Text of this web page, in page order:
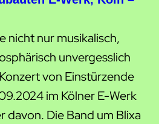
nicht nur musikalisch,
unvergesslich
von Einstürzende
im Kölner E-Werk
davon. Die Band um Blixa